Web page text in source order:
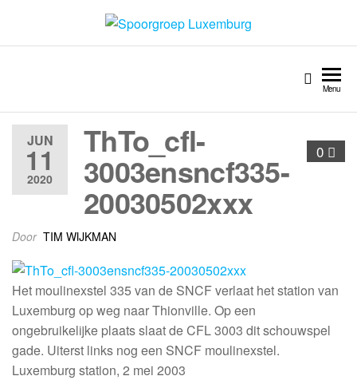
Spoorgroep Luxemburg
Menu
JUN
11
2020
0
ThTo_cfl-
3003ensncf335-
20030502xxx
Door TIM WIJKMAN
Het moulinexstel 335 van de SNCF verlaat het station van
Luxemburg op weg naar Thionville. Op een
ongebruikelijke plaats slaat de CFL 3003 dit schouwspel
gade. Uiterst links nog een SNCF moulinexstel.
Luxemburg station, 2 mei 2003